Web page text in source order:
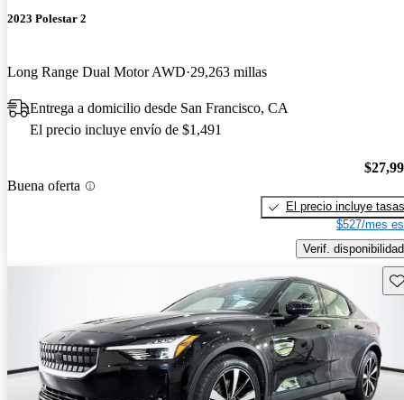
2023 Polestar 2
Long Range Dual Motor AWD 29,263 millas
Entrega a domicilio desde San Francisco, CA
El precio incluye envío de $1,491
Buena oferta
El precio incluye tasas
$527/mes
Verif. disponibilidad